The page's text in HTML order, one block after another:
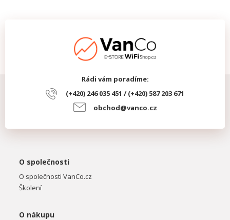
Rádi vám poradíme:
(+420) 246 035 451 / (+420) 587 203 671
obchod@vanco.cz
O společnosti
O společnosti VanCo.cz
Školení
O nákupu